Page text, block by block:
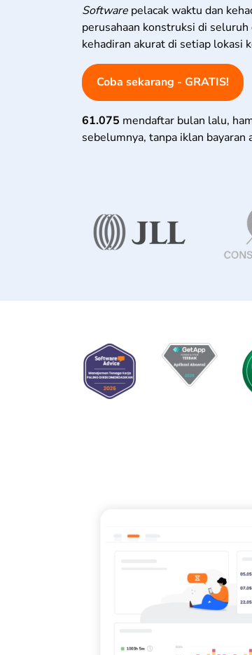
Software pelacak waktu dan
perusahaan konstruksi di
kehadiran akurat di setiap lokasi
Coba sekarang - GRATIS!
61.075 mendaftar bulan lalu,
sebelumnya, tanpa iklan bayaran